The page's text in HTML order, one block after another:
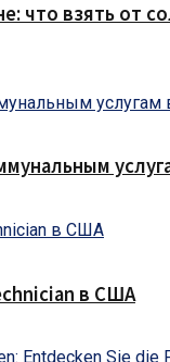
что взять от
в США